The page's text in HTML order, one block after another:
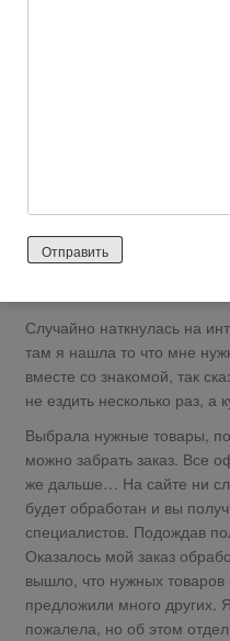
куда такие цены?! Даже в
цены всегда были в разы
особого не было и цены
Случайно наткнулась на
там я нашла то что мне
вместе со знакомой, так
не ездить несколько раз, а
Выбрала нужные товары,
можно забрать заказ. Все
же дальше… На сайте ни
будет обработан и вы
специалистов. Подождав
Оказалось мой заказ
вышло, что нужных
предложили много других.
пожалела, но об этом